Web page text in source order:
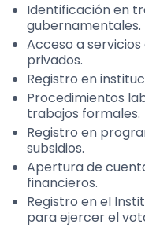
Identificación en
gubernamentales.
Acceso a
privados.
Registro en
Procedimientos
trabajos formales.
Registro en
subsidios.
Apertura de
financieros.
Registro en el
para ejercer el